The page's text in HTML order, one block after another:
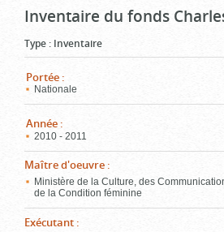
Inventaire du fonds
Type : Inventaire
Portée :
Nationale
Année :
2010 - 2011
Maître d'oeuvre :
Ministère de la Culture, des
de la Condition féminine
Exécutant :